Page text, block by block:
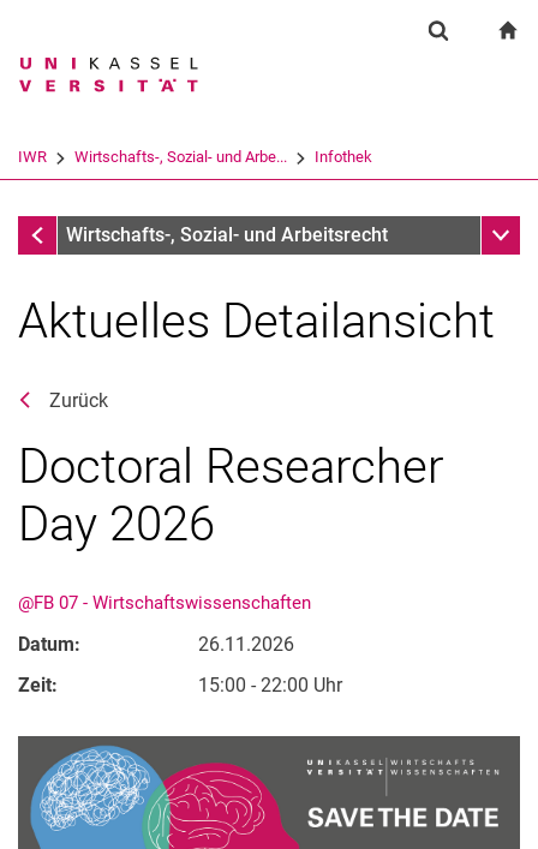
Springe direkt zu: Inhalt
Springe direkt zu: Suche
Springe direkt zu:
Suchbegriff
Suchen (öffnet externen Link in einem
IWR Wirtschafts-, Sozial- und Arbe... Infothek
InfothekWirtschafts-, Sozial- und Arbeitsrecht
Stellenangebote
Aktuelles Detailansicht
Zurück
Doctoral Researcher
Day 2026
@FB 07 - Wirtschaftswissenschaften
Datum:
26.11.2026
Zeit:
15:00 - 22:00 Uhr